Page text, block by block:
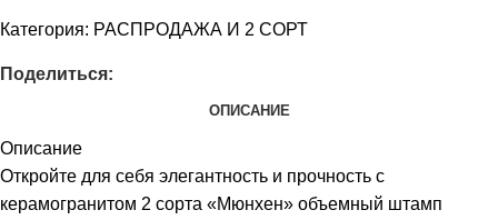
Категория: РАСПРОДАЖА И 2 СОРТ
Поделиться:
ОПИСАНИЕ
Описание
Откройте для себя элегантность и прочность с
керамогранитом 2 сорта «Мюнхен» объемный штамп